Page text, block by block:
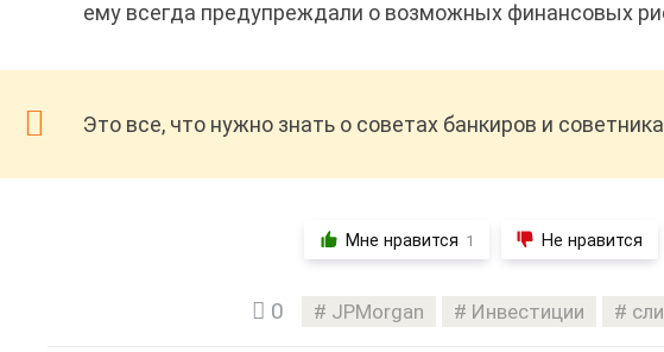
ему всегда предупреждали о возможных финансовых
Это все, что нужно знать о советах банкиров и
Мне нравится 1 Не нравится
0 JPMorgan Инвестиции